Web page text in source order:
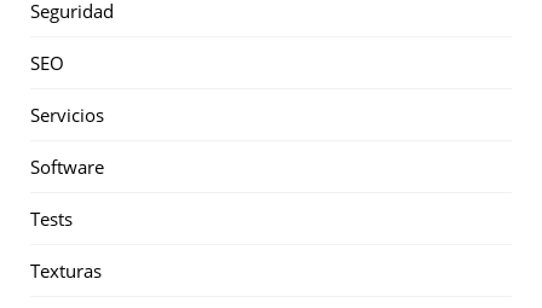
Seguridad
SEO
Servicios
Software
Tests
Texturas